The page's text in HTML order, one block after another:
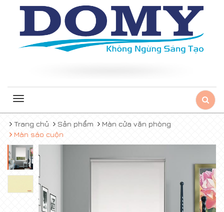
Toggle
Trang chủ
Sản phẩm
Màn cửa văn phòng
Màn sáo cuộn